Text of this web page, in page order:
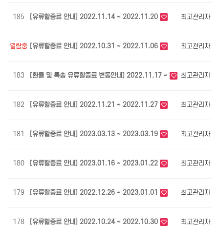
185 [유류할증료 안내] 2022.11.14 ~ 2022.11.20 최고관리자
열람중 [유류할증료 안내] 2022.10.31 ~ 2022.11.06 최고관리자
183 [환율 및 특송 유류할증료 변동안내] 2022.11.17 ~ 최고관리자
182 [유류할증료 안내] 2022.11.21 ~ 2022.11.27 최고관리자
181 [유류할증료 안내] 2023.03.13 ~ 2023.03.19 최고관리자
180 [유류할증료 안내] 2023.01.16 ~ 2023.01.22 최고관리자
179 [유류할증료 안내] 2022.12.26 ~ 2023.01.01 최고관리자
178 [유류할증료 안내] 2022.10.24 ~ 2022.10.30 최고관리자